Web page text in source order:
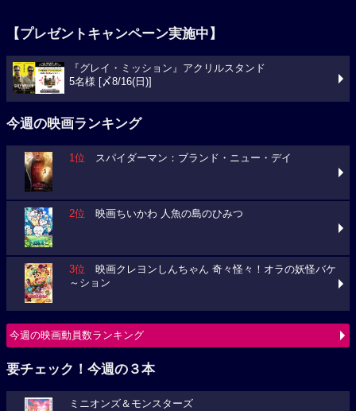
【プレゼントキャンペーン実施中】
『グレイ・ミッション』アクリルスタンド
5名様 [〆8/16(日)]
今週の映画ランキング
1位 スパイダーマン：ブランド・ニュー・デイ
2位 映画ちいかわ 人魚の島のひみつ
3位 映画クレヨンしんちゃん 奇々怪々！オラの妖怪バケ
～ション
今週の映画動員数ランキング
要チェック！今週の３本
ミニオンズ＆モンスターズ